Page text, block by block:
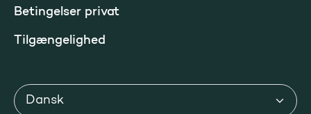
Betingelser privat
Tilgængelighed
Sprog